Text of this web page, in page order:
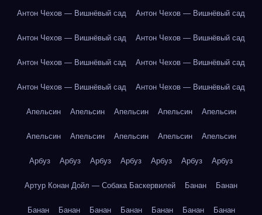
Антон Чехов — Вишнёвый сад Антон Чехов — Вишнёвый сад
Антон Чехов — Вишнёвый сад Антон Чехов — Вишнёвый сад
Антон Чехов — Вишнёвый сад Антон Чехов — Вишнёвый сад
Антон Чехов — Вишнёвый сад Антон Чехов — Вишнёвый сад
Апельсин Апельсин Апельсин Апельсин Апельсин
Апельсин Апельсин Апельсин Апельсин Апельсин
Арбуз Арбуз Арбуз Арбуз Арбуз Арбуз Арбуз
Артур Конан Дойл — Собака Баскервилей Банан Банан
Банан Банан Банан Банан Банан Банан Банан